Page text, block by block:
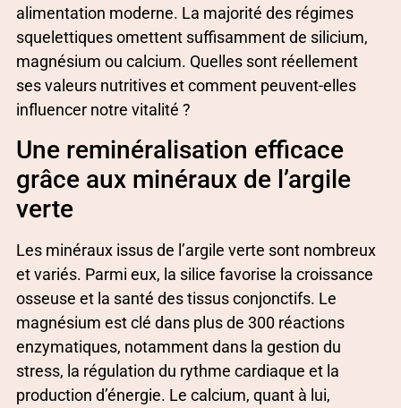
alimentation moderne. La majorité des régimes
squelettiques omettent suffisamment de silicium,
magnésium ou calcium. Quelles sont réellement
ses valeurs nutritives et comment peuvent-elles
influencer notre vitalité ?
Une reminéralisation efficace
grâce aux minéraux de l’argile
verte
Les minéraux issus de l’argile verte sont nombreux
et variés. Parmi eux, la silice favorise la croissance
osseuse et la santé des tissus conjonctifs. Le
magnésium est clé dans plus de 300 réactions
enzymatiques, notamment dans la gestion du
stress, la régulation du rythme cardiaque et la
production d’énergie. Le calcium, quant à lui,